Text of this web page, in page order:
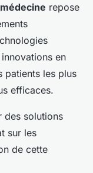
repose
en
patients les plus
efficaces.
des solutions
sur les
de cette